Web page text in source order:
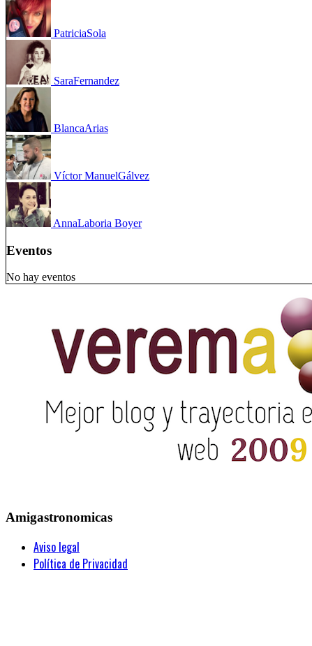
PatriciaSola
SaraFernandez
BlancaArias
Víctor ManuelGálvez
AnnaLaboria Boyer
Eventos
No hay eventos
Amigastronomicas
Aviso legal
Política de Privacidad